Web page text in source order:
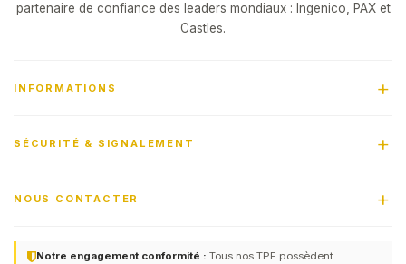
partenaire de confiance des leaders mondiaux : Ingenico, PAX et
Castles.
INFORMATIONS
SÉCURITÉ & SIGNALEMENT
NOUS CONTACTER
Notre engagement conformité : Tous nos TPE possèdent